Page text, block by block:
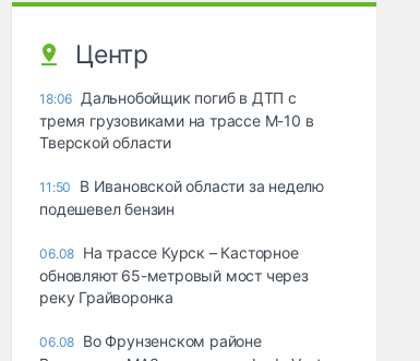
Центр
18:06 Дальнобойщик погиб в ДТП с
тремя грузовиками на трассе М-10 в
Тверской области
11:50
В Ивановской области за неделю
подешевел бензин
06.08 На трассе Курск – Касторное
обновляют 65-метровый мост через
реку Грайворонка
06.08 Во Фрунзенском районе